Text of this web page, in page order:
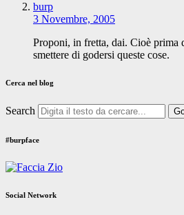
burp
3 Novembre, 2005
Proponi, in fretta, dai. Cioè prima
smettere di godersi queste cose.
Cerca nel blog
Search
#burpface
Social Network